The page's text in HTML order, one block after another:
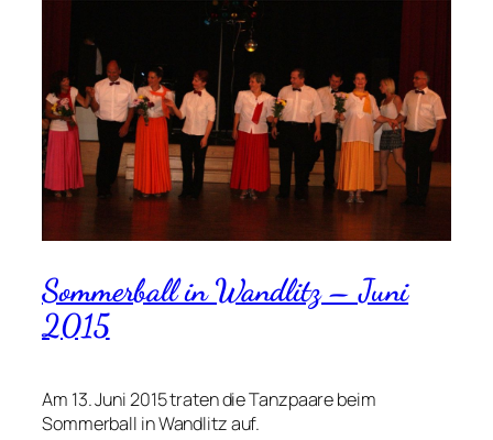
Sommerball in Wandlitz – Juni
2015
Am 13. Juni 2015 traten die Tanzpaare beim
Sommerball in Wandlitz auf.